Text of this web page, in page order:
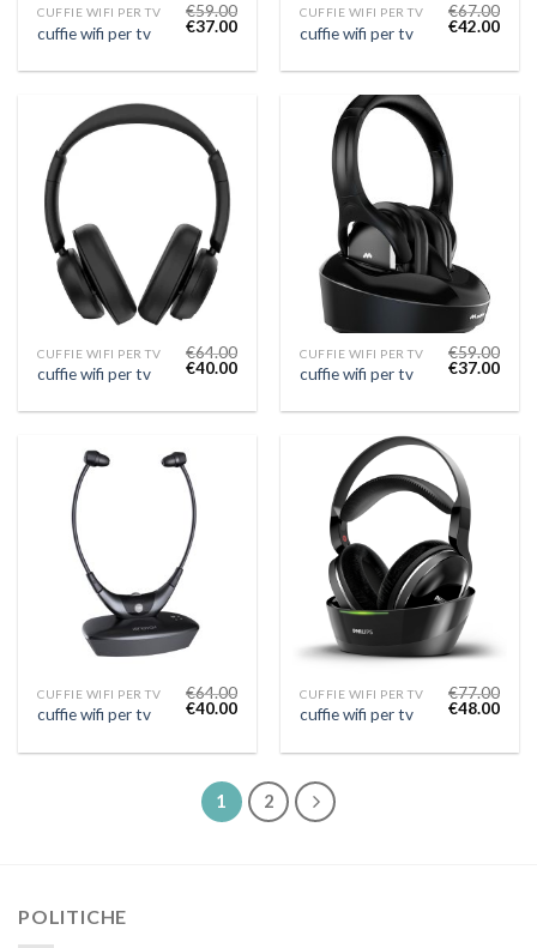
CUFFIE WIFI PER TV
cuffie wifi per tv
€59.00
€37.00
CUFFIE WIFI PER TV
cuffie wifi per tv
€67.00
€42.00
CUFFIE WIFI PER TV
cuffie wifi per tv
€64.00
€40.00
CUFFIE WIFI PER TV
cuffie wifi per tv
€59.00
€37.00
CUFFIE WIFI PER TV
cuffie wifi per tv
€64.00
€40.00
CUFFIE WIFI PER TV
cuffie wifi per tv
€77.00
€48.00
1 2
POLITICHE